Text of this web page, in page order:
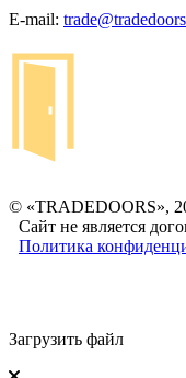
E-mail:
© «TRADEDOORS»,
Сайт не является
Политика
Загрузить файл